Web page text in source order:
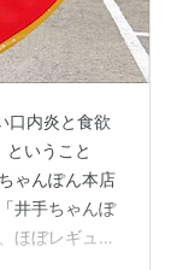
口内炎と食欲
いうこと
ゃんぽん本店
井手ちゃんぽ
ほぼレギュラ